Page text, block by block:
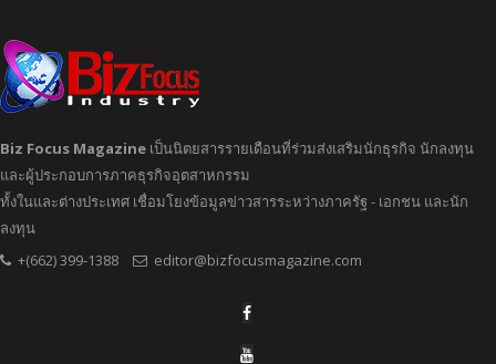
Biz Focus Magazine เป็นนิตยสารรายเดือนที่ร่วมส่งเสริมนักธุรกิจ นักลงทุน
และผู้ประกอบการภาคธุรกิจอุตสาหกรรม
ทั้งในและต่างประเทศ เชื่อมโยงข้อมูลข่าวสารระหว่างภาครัฐ - เอกชน และนัก
ลงทุน
+(662) 399-1388
editor@bizfocusmagazine.com